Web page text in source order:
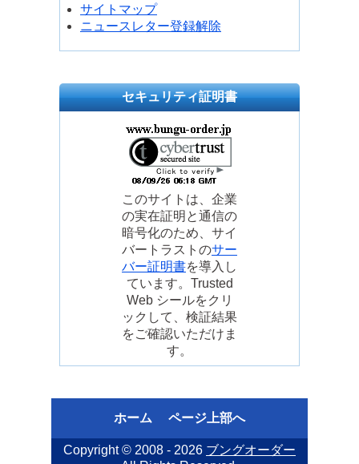
サイトマップ
ニュースレター登録解除
セキュリティ証明書
このサイトは、企業
の実在証明と通信の
暗号化のため、サイ
バートラストのサー
バー証明書を導入し
ています。Trusted
Web シールをクリ
ックして、検証結果
をご確認いただけま
す。
ホーム ページ上部へ
Copyright © 2008 - 2026 ブングオーダー